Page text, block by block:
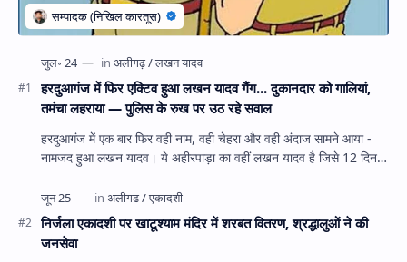
हरदुआगंज में फिर एक्टिव हुआ लखन यादव गैंग... दुकानदार को गालियां,
तमंचा लहराया — पुलिस के रुख पर उठ रहे सवाल
हरदुआगंज में एक बार फिर वही नाम, वही चेहरा और वही अंदाज सामने आया -
नामजद हुआ लखन यादव। ये अहीरपाड़ा का वहीं लखन यादव है जिसे 12 दिन
निर्जला एकादशी पर खाटूश्याम मंदिर में शरबत वितरण, श्रद्धालुओं ने की
जनसेवा